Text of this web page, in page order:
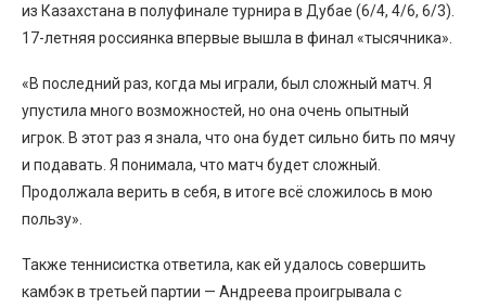
из Казахстана в полуфинале турнира в Дубае (6/4, 4/6, 6/3 ).
17-летняя россиянка впервые вышла в финал «тысячника».
«В последний раз, когда мы играли, был сложный матч. Я
упустила много возможностей, но она очень опытный
игрок. В этот раз я знала, что она будет сильно бить по мячу
и подавать. Я понимала, что матч будет сложный.
Продолжала верить в себя, в итоге всё сложилось в мою
пользу».
Также теннисистка ответила, как ей удалось совершить
камбэк в третьей партии — Андреева проигрывала с